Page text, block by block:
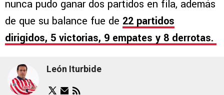
nunca pudo ganar dos partidos en fila, además
de que su balance fue de 22 partidos
dirigidos, 5 victorias, 9 empates y 8 derrotas.
León Iturbide